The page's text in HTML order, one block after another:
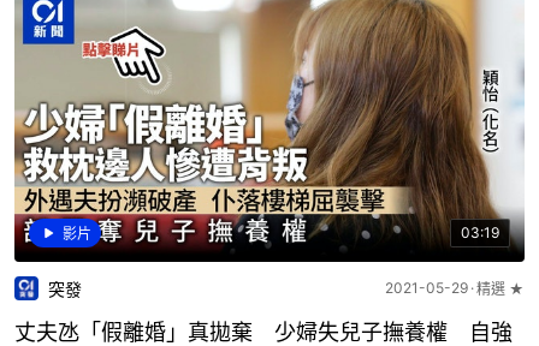
影片 03:19
突發 2021-05-29 精選 ★
丈夫氹「假離婚」真拋棄 少婦失兒子撫養權 自強